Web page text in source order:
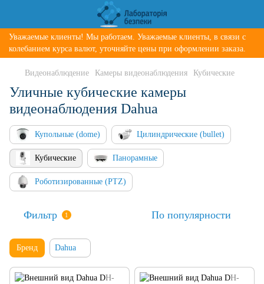
Уважаемые клиенты! Мы работаем. Уважаемые клиенты, в связи с
колебанием курса валют, уточняйте цены при оформлении заказа.
Видеонаблюдение Камеры видеонаблюдения Кубические
Уличные кубические камеры
видеонаблюдения Dahua
Купольные (dome) Цилиндрические (bullet)
Кубические Панорамные
Роботизированные (PTZ)
Фильтр 1 По популярности
Бренд Dahua